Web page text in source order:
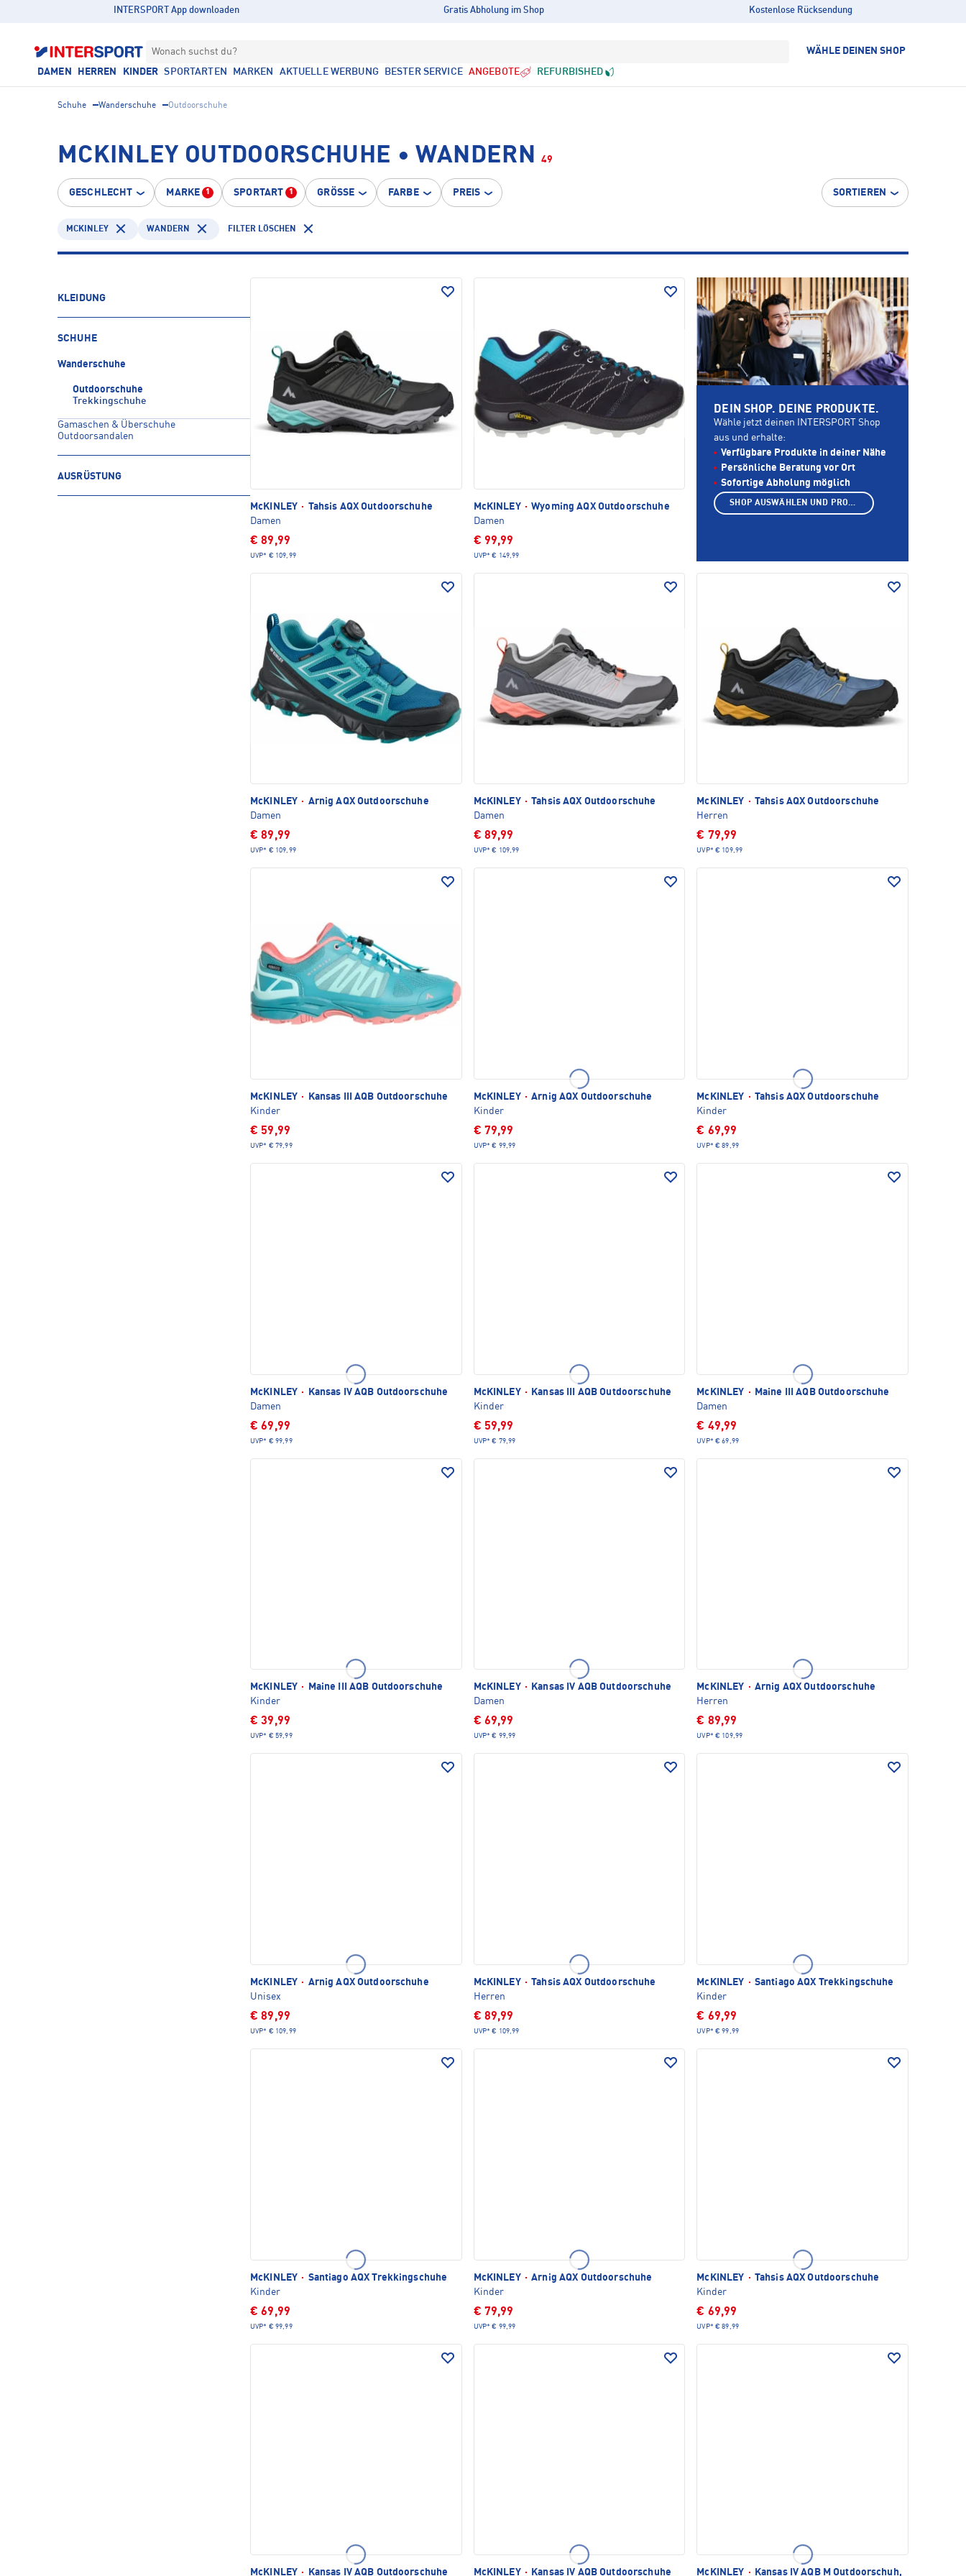
INTERSPORT App downloaden Gratis Abholung im Shop Kostenlose Rücksendung
Wonach suchst du? WÄHLE DEINEN SHOP
DAMEN HERREN KINDER SPORTARTEN MARKEN AKTUELLE WERBUNG BESTER SERVICE ANGEBOTE REFURBISHED
Schuhe Wanderschuhe Outdoorschuhe
MCKINLEY OUTDOORSCHUHE • WANDERN 49
GESCHLECHT MARKE 1 SPORTART 1 GRÖSSE FARBE PREIS SORTIEREN
MCKINLEY WANDERN FILTER LÖSCHEN
KLEIDUNG
SCHUHE
Wanderschuhe
Outdoorschuhe
Trekkingschuhe
Gamaschen & Überschuhe
Outdoorsandalen
AUSRÜSTUNG
McKINLEY · Tahsis AQX Outdoorschuhe
Damen
€ 89,99
UVP* € 109,99
McKINLEY · Wyoming AQX Outdoorschuhe
Damen
€ 99,99
UVP* € 149,99
McKINLEY · Arnig AQX Outdoorschuhe
Damen
€ 89,99
UVP* € 109,99
McKINLEY · Tahsis AQX Outdoorschuhe
Damen
€ 89,99
UVP* € 109,99
McKINLEY · Tahsis AQX Outdoorschuhe
Herren
€ 79,99
UVP* € 109,99
McKINLEY ·
Kansas III AQB Outdoorschuhe
Kinder
€ 59,99
UVP* € 79,99
McKINLEY · Arnig AQX Outdoorschuhe
Kinder
€ 79,99
UVP* € 99,99
McKINLEY · Tahsis AQX Outdoorschuhe
Kinder
€ 69,99
UVP* € 89,99
McKINLEY ·
Kansas IV AQB Outdoorschuhe
Damen
€ 69,99
UVP* € 99,99
McKINLEY ·
Kansas III AQB Outdoorschuhe
Kinder
€ 59,99
UVP* € 79,99
McKINLEY ·
Maine III AQB Outdoorschuhe
Damen
€ 49,99
UVP* € 69,99
McKINLEY ·
Maine III AQB Outdoorschuhe
Kinder
€ 39,99
UVP* € 59,99
McKINLEY ·
Kansas IV AQB Outdoorschuhe
Damen
€ 69,99
UVP* € 99,99
McKINLEY · Arnig AQX Outdoorschuhe
Herren
€ 89,99
UVP* € 109,99
McKINLEY · Arnig AQX Outdoorschuhe
Unisex
€ 89,99
UVP* € 109,99
McKINLEY · Tahsis AQX Outdoorschuhe
Herren
€ 89,99
UVP* € 109,99
McKINLEY · Santiago AQX Trekkingschuhe
Kinder
€ 69,99
UVP* € 99,99
McKINLEY · Santiago AQX Trekkingschuhe
Kinder
€ 69,99
UVP* € 99,99
McKINLEY · Arnig AQX Outdoorschuhe
Kinder
€ 79,99
UVP* € 99,99
McKINLEY · Tahsis AQX Outdoorschuhe
Kinder
€ 69,99
UVP* € 89,99
McKINLEY · Kansas IV AQB Outdoorschuhe McKINLEY · Kansas IV AQB Outdoorschuhe McKINLEY · Kansas IV AQB M Outdoorschuh,
DEIN SHOP. DEINE PRODUKTE.
Wähle jetzt deinen INTERSPORT Shop
aus und erhalte:
Verfügbare Produkte in deiner Nähe
Persönliche Beratung vor Ort
Sofortige Abholung möglich
SHOP AUSWÄHLEN UND PRODUKTE ANZEIGEN